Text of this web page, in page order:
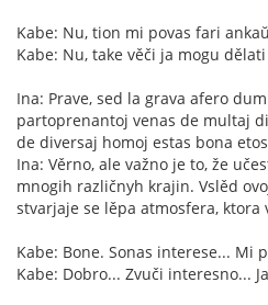
Kabe: Nu, tion mi povas fari
Kabe: Nu, take věči ja mogu
Ina: Prave, sed la grava afero dum
partoprenantoj venas de multaj
de diversaj homoj estas bona
Ina: Věrno, ale važno je to, že
mnogih različnyh krajin. Vslěd
stvarjaje se lěpa atmosfera, ktora
Kabe: Bone. Sonas interese... Mi
Kabe: Dobro... Zvuči interesno...